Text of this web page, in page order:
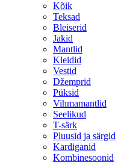
Kõik
Teksad
Bleiserid
Jakid
Mantlid
Kleidid
Vestid
Džemprid
Püksid
Vihmamantlid
Seelikud
T-särk
Pluusid ja särgid
Kardiganid
Kombinesoonid